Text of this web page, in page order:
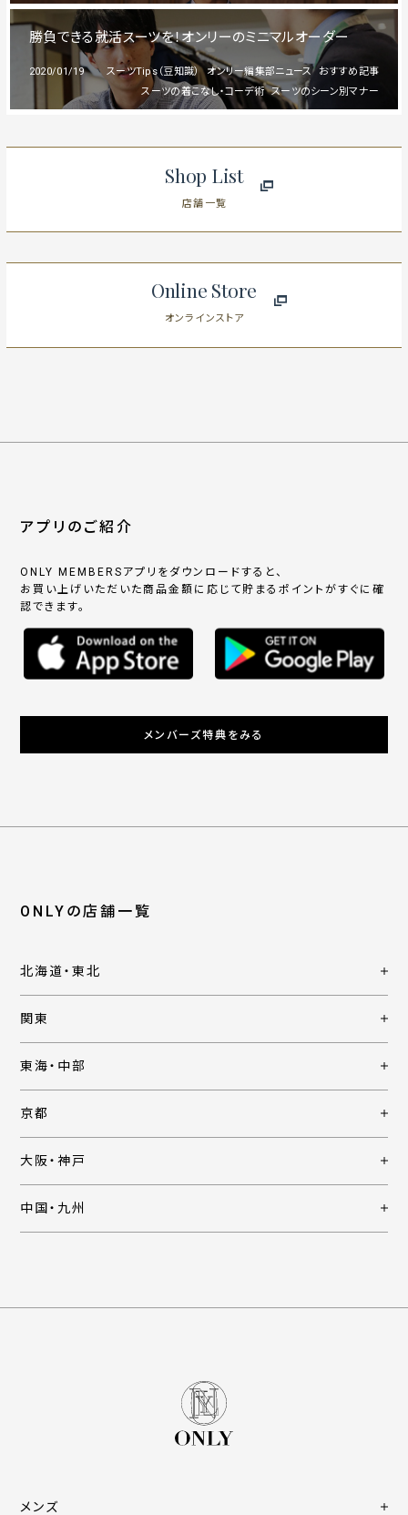
勝負できる就活スーツを！オンリーのミニマルオーダー
2020/01/19 おすすめ記事
オンリー編集部ニュース
スーツTips（豆知識）
スーツのシーン別マナー
スーツの着こなし・コーデ術
Shop List
店舗一覧
Online Store
オンラインストア
アプリのご紹介
ONLY MEMBERSアプリをダウンロードすると、
お買い上げいただいた商品金額に応じて貯まるポイントがすぐに確
認できます。
メンバーズ特典をみる
ONLYの店舗一覧
北海道・東北
関東
東海・中部
京都
大阪・神戸
中国・九州
メンズ